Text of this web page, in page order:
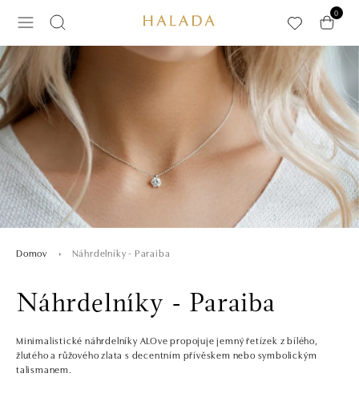
0
Domov Náhrdelníky - Paraiba
Náhrdelníky - Paraiba
Minimalistické náhrdelníky ALOve propojuje jemný řetízek z bílého,
žlutého a růžového zlata s decentním přívěskem nebo symbolickým
talismanem.